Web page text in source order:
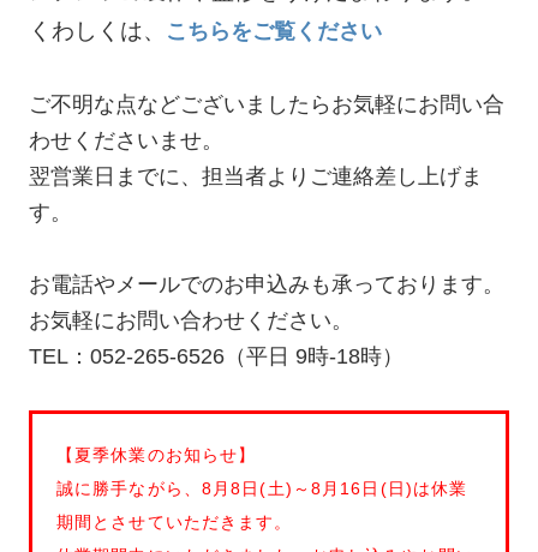
くわしくは、
こちらをご覧ください
ご不明な点などございましたらお気軽にお問い合
わせくださいませ。
翌営業日までに、担当者よりご連絡差し上げま
す。
お電話やメールでのお申込みも承っております。
お気軽にお問い合わせください。
TEL：052-265-6526（平日 9時-18時）
【夏季休業のお知らせ】
誠に勝手ながら、8月8日(土)～8月16日(日)は休業
期間とさせていただきます。